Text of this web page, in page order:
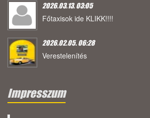
2026.03.13. 03:05
Főtaxisok ide KLIKK!!!!
2026.02.05. 06:28
Verestelenítés
Impresszum